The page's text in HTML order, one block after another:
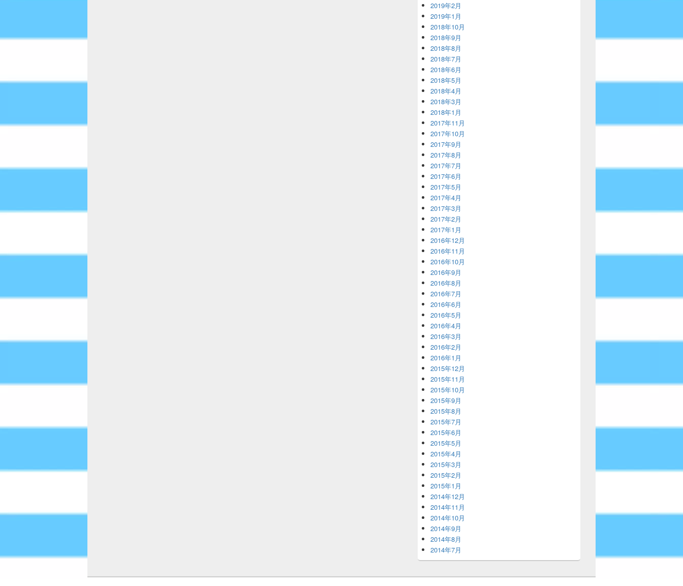
2019年2月
2019年1月
2018年10月
2018年9月
2018年8月
2018年7月
2018年6月
2018年5月
2018年4月
2018年3月
2018年1月
2017年11月
2017年10月
2017年9月
2017年8月
2017年7月
2017年6月
2017年5月
2017年4月
2017年3月
2017年2月
2017年1月
2016年12月
2016年11月
2016年10月
2016年9月
2016年8月
2016年7月
2016年6月
2016年5月
2016年4月
2016年3月
2016年2月
2016年1月
2015年12月
2015年11月
2015年10月
2015年9月
2015年8月
2015年7月
2015年6月
2015年5月
2015年4月
2015年3月
2015年2月
2015年1月
2014年12月
2014年11月
2014年10月
2014年9月
2014年8月
2014年7月